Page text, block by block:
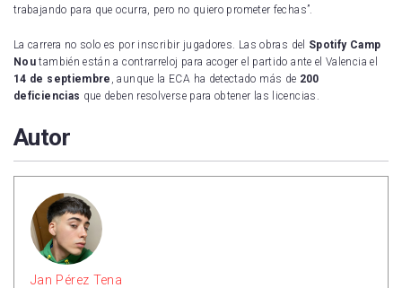
trabajando para que ocurra, pero no quiero prometer fechas”.
La carrera no solo es por inscribir jugadores. Las obras del Spotify Camp
Nou también están a contrarreloj para acoger el partido ante el Valencia el
14 de septiembre , aunque la ECA ha detectado más de 200
deficiencias que deben resolverse para obtener las licencias.
Autor
Jan Pérez Tena